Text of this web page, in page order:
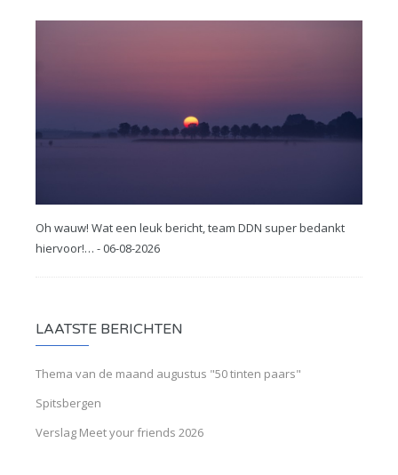
Oh wauw! Wat een leuk bericht, team DDN super bedankt
hiervoor!… - 06-08-2026
LAATSTE BERICHTEN
Thema van de maand augustus "50 tinten paars"
Spitsbergen
Verslag Meet your friends 2026